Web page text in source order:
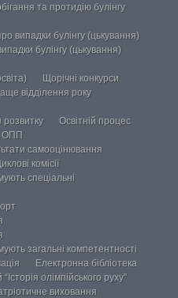
та протидію булінгу
випадки булінгу (цькування)
булінгу (цькування)
Щорічні конкурси
відділення року
розвитку
Освітній процес
ОПП
самооцінювання
комісії
спеціальні
загальні компетентності
Електронна бібліотека
олімпійського руху”
виховання